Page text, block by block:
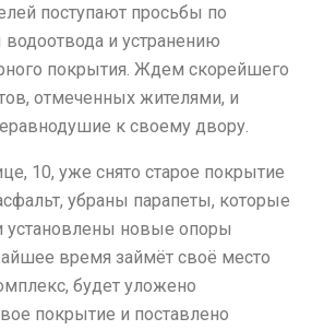
поступают просьбы по
и устранению
покрытия. Ждем скорейшего
отмеченных жителями, и
к своему двору.
10, уже снято старое покрытие
убраны парапеты, которые
новые опоры
время займёт своё место
будет уложено
покрытие и поставлено